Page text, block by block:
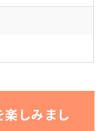
楽しみまし